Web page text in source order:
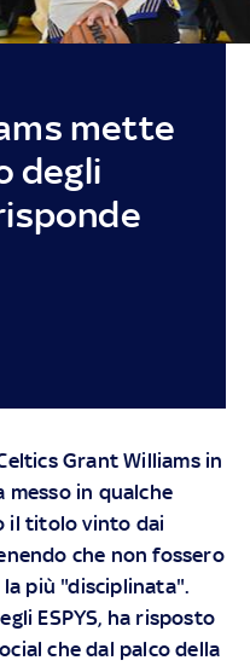
mette
degli
Grant Williams in
messo in qualche
il titolo vinto dai
che non fossero
più "disciplinata".
ESPYS, ha risposto
che dal palco della